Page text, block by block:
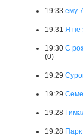
19:33 ему
19:31 Я не
19:30 С
(0)
19:29
19:29
19:28
19:28